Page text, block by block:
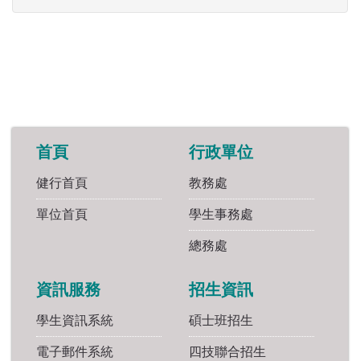
首頁
健行首頁
單位首頁
行政單位
教務處
學生事務處
總務處
資訊服務
學生資訊系統
電子郵件系統
招生資訊
碩士班招生
四技聯合招生